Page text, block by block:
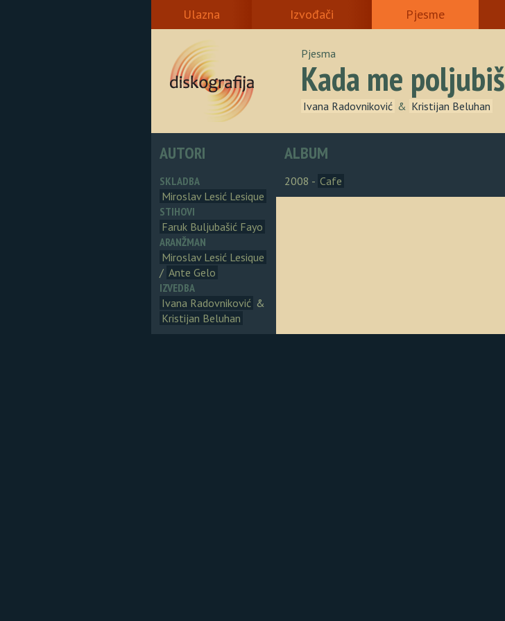
Ulazna Izvođači Pjesme
Pjesma
Kada me poljubiš
Ivana Radovniković & Kristijan Beluhan
AUTORI
SKLADBA
Miroslav Lesić Lesique
STIHOVI
Faruk Buljubašić Fayo
ARANŽMAN
Miroslav Lesić Lesique
/ Ante Gelo
IZVEDBA
Ivana Radovniković &
Kristijan Beluhan
ALBUM
2008 - Cafe